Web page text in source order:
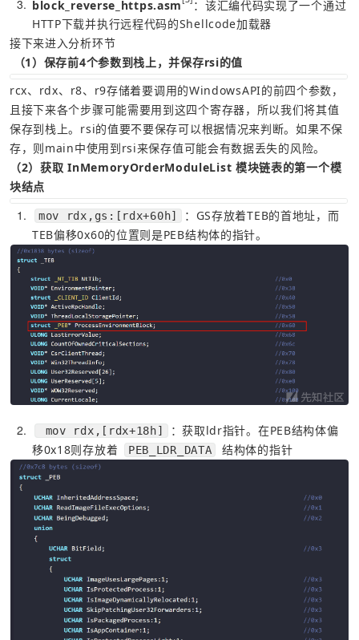
3 block_reverse_https.asm
：该汇编代码实现了一个通过
HTTP下载并执行远程代码的Shellcode加载器
接下来进入分析环节
（1）保存前4个参数到栈上，并保存rsi的值
rcx、rdx、r8、r9存储着要调用的WindowsAPI的前四个参数，
且接下来各个步骤可能需要用到这四个寄存器，所以我们将其值
保存到栈上。rsi的值要不要保存可以根据情况来判断。如果不保
存，则main中使用到rsi来保存值可能会有数据丢失的风险。
（2）获取 InMemoryOrderModuleList 模块链表的第一个模
块结点
1 mov rdx,gs:[rdx+60h]
：GS存放着TEB的首地址，而
TEB偏移0x60的位置则是PEB结构体的指针。
2 mov rdx,[rdx+18h]
：获取ldr指针。在PEB结构体偏
移0x18则存放着
PEB_LDR_DATA 结构体的指针